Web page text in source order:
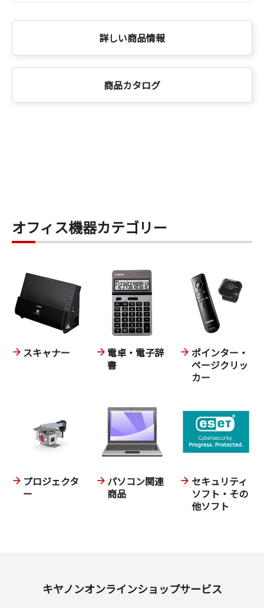
詳しい商品情報
商品カタログ
オフィス機器カテゴリー
スキャナー
電卓・電子辞
書
ポインター・
ページクリッ
カー
プロジェクタ
ー
パソコン関連
商品
セキュリティ
ソフト・その
他ソフト
キヤノンオンラインショップサービス